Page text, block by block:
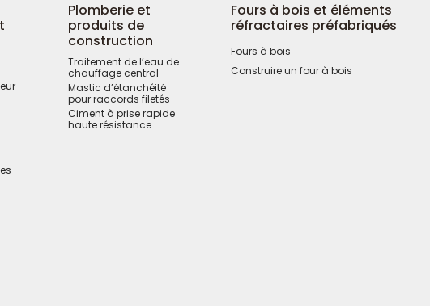
Plomberie et
produits de
construction
Traitement de l’eau de
chauffage central
Mastic d’étanchéité
pour raccords filetés
Ciment à prise rapide
haute résistance
Fours à bois et éléments
réfractaires préfabriqués
Fours à bois
Construire un four à bois